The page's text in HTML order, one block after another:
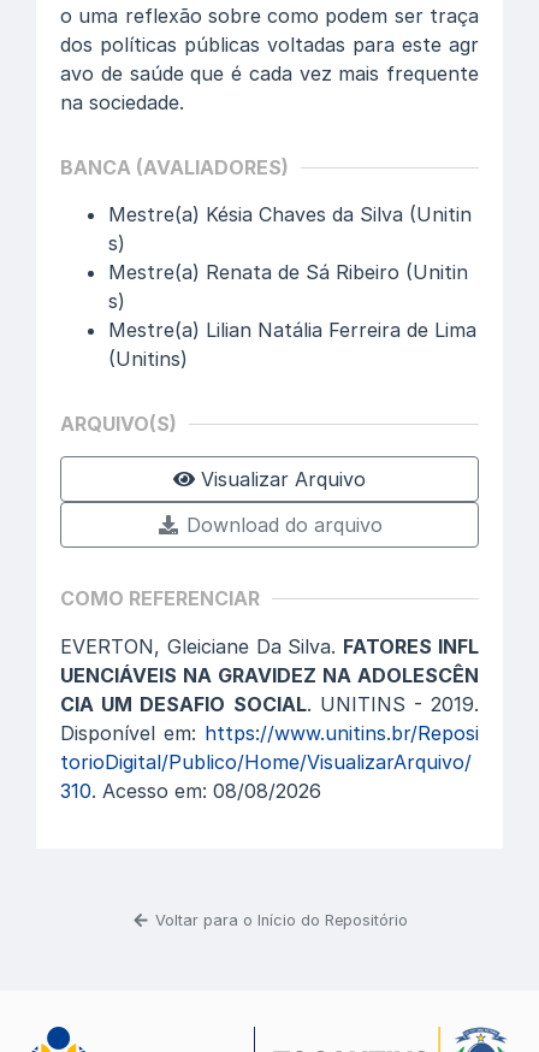
o uma reflexão sobre como podem ser traça
dos políticas públicas voltadas para este agr
avo de saúde que é cada vez mais frequente
na sociedade.
BANCA (AVALIADORES)
Mestre(a) Késia Chaves da Silva (Unitin
s)
Mestre(a) Renata de Sá Ribeiro (Unitin
s)
Mestre(a) Lilian Natália Ferreira de Lima
(Unitins)
ARQUIVO(S)
Visualizar Arquivo
Download do arquivo
COMO REFERENCIAR
EVERTON, Gleiciane Da Silva. FATORES INFL
UENCIÁVEIS NA GRAVIDEZ NA ADOLESCÊN
CIA UM DESAFIO SOCIAL. UNITINS - 2019.
Disponível em: https://www.unitins.br/Reposi
torioDigital/Publico/Home/VisualizarArquivo/
310. Acesso em: 08/08/2026
Voltar para o Início do Repositório